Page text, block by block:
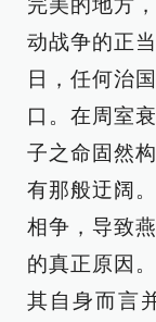
完美的地方
动战争的正
日，任何治
口。在周室
子之命固然
有那般迂阔
相争，导致
的真正原因
其自身而言